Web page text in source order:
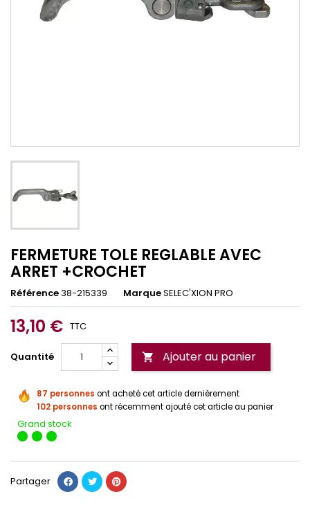
FERMETURE TOLE REGLABLE AVEC
ARRET +CROCHET
Référence38-215339 MarqueSELEC'XION PRO
13,10 € TTC
Quantité  Ajouter au panier
87 personnes ont acheté cet article dernièrement
102 personnes ont récemment ajouté cet article au panier
Grand stock
Partager